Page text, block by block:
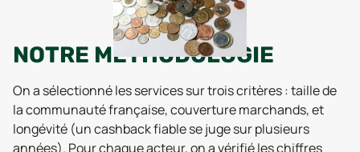
NOTRE MÉTHODOLOGIE
On a sélectionné les services sur trois critères : taille de
la communauté française, couverture marchands, et
longévité (un cashback fiable se juge sur plusieurs
années). Pour chaque acteur, on a vérifié les chiffres